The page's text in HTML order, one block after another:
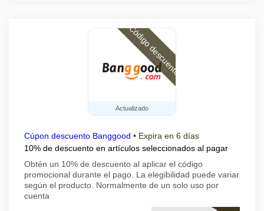
Actualizado
Código descuento
Cúpon descuento Banggood • Expira en 6 días
10% de descuento en artículos seleccionados al pagar
Obtén un 10% de descuento al aplicar el código
promocional durante el pago. La elegibilidad puede variar
según el producto. Normalmente de un solo uso por
cuenta